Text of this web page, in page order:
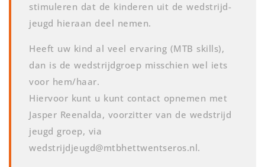
stimuleren dat de kinderen uit de wedstrijd-
jeugd hieraan deel nemen.
Heeft uw kind al veel ervaring (MTB skills),
dan is de wedstrijdgroep misschien wel iets
voor hem/haar.
Hiervoor kunt u kunt contact opnemen met
Jasper Reenalda, voorzitter van de wedstrijd
jeugd groep, via
wedstrijdjeugd@mtbhettwentseros.nl.